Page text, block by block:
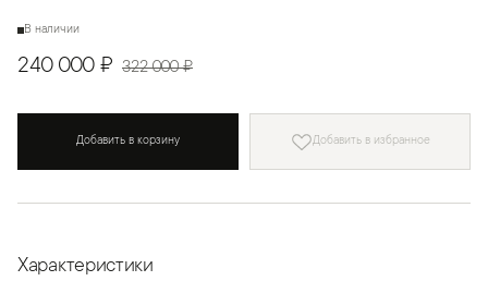
В наличии
240 000 ₽ 322 000 ₽
Добавить в корзину Добавить в избранное
Характеристики